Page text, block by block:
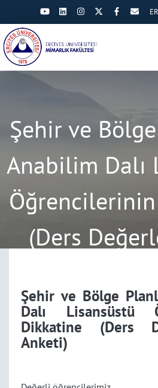
Şehir ve
Anabilim Dalı
(Ders
Şehir ve Bölge
Dalı Lisansüstü
Dikkatine (Ders
Anketi)